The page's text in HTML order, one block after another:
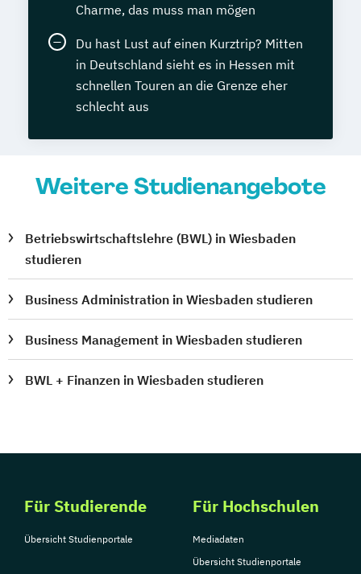
Charme, das muss man mögen
Du hast Lust auf einen Kurztrip? Mitten
in Deutschland sieht es in Hessen mit
schnellen Touren an die Grenze eher
schlecht aus
Weitere Studienangebote
Betriebswirtschaftslehre (BWL) in Wiesbaden
studieren
Business Administration in Wiesbaden studieren
Business Management in Wiesbaden studieren
BWL + Finanzen in Wiesbaden studieren
Für Studierende
Übersicht Studienportale
Für Hochschulen
Mediadaten
Übersicht Studienportale